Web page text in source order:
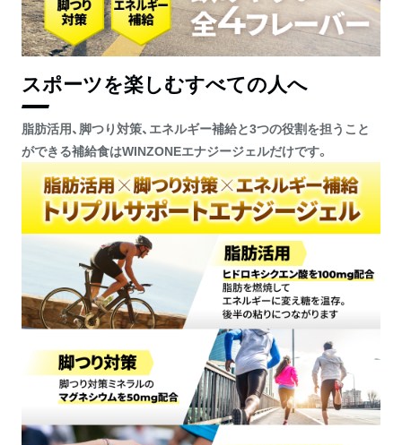
スポーツを楽しむすべての人へ
脂肪活用、脚つり対策、エネルギー補給と3つの役割を担うこと
ができる補給食はWINZONEエナジージェルだけです。